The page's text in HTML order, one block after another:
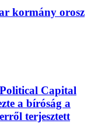
kormány orosz
Capital
a bíróság a
terjesztett